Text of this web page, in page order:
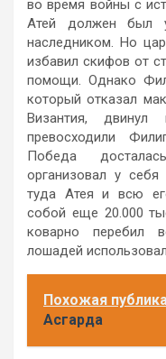
во время войны с
Атей должен был
наследником. Но
избавил скифов от
помощи. Однако
который отказал
Византия,
превосходили
Победа
организовал у
туда Атея и всю
собой еще 20.000
коварно перебил
лошадей
Похожая
Асгарда